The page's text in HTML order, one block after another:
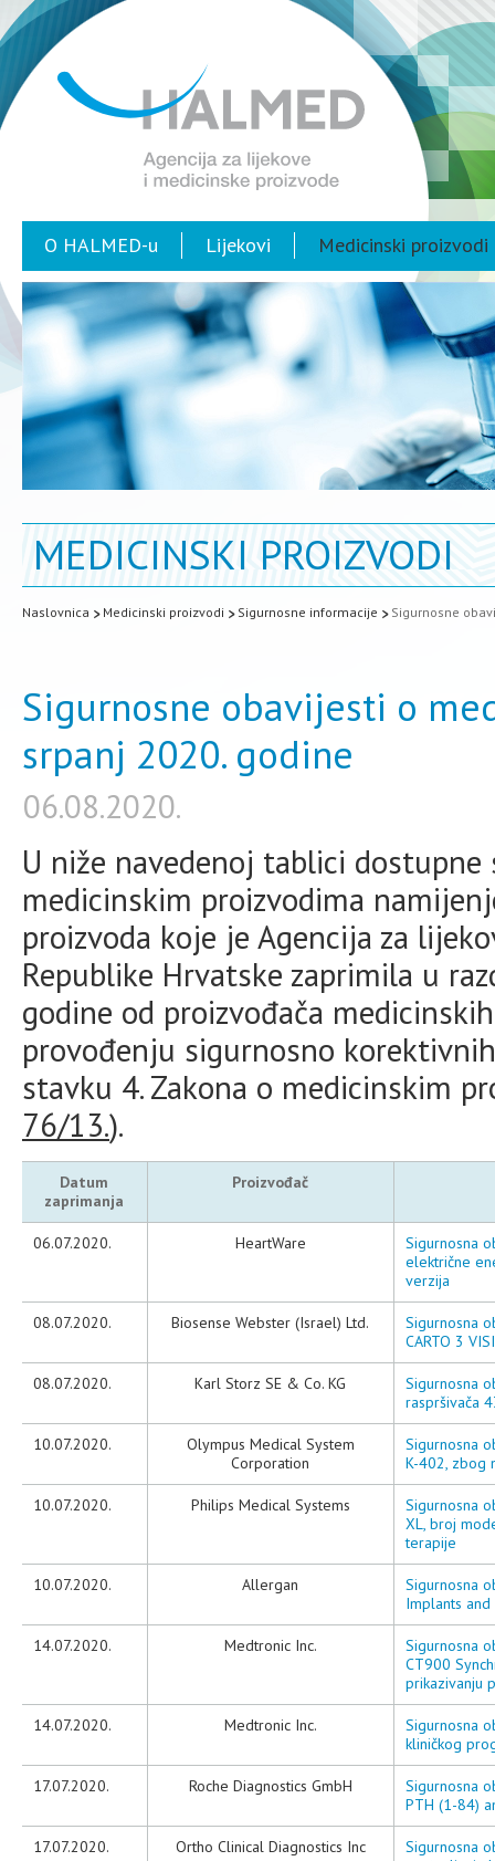
O HALMED-u Lijekovi Medicinski proizvodi
MEDICINSKI PROIZVODI
Naslovnica Medicinski proizvodi Sigurnosne informacije Sigurnosne
Sigurnosne obavijesti o
srpanj 2020. godine
06.08.2020.
U niže navedenoj tablici
medicinskim proizvodima
proizvoda koje je Agencija za
Republike Hrvatske zaprimila u
godine od proizvođača
provođenju sigurnosno
stavku 4. Zakona o medicinskim
76/13.).
Datum
zaprimanja
Proizvođač
06.07.2020. HeartWare
Sigurnosna
električne
verzija
08.07.2020. Biosense Webster (Israel) Ltd.
Sigurnosna
CARTO 3
08.07.2020. Karl Storz SE & Co. KG
Sigurnosna
raspršivača
10.07.2020.
Olympus Medical System
Corporation
Sigurnosna
K-402, zbog
10.07.2020. Philips Medical Systems
Sigurnosna
XL, broj
terapije
10.07.2020. Allergan
Sigurnosna
Implants
14.07.2020. Medtronic Inc.
Sigurnosna
CT900
prikazivanju
14.07.2020. Medtronic Inc.
Sigurnosna
kliničkog
17.07.2020. Roche Diagnostics GmbH
Sigurnosna
PTH (1-84)
17.07.2020. Ortho Clinical Diagnostics Inc
Sigurnosna